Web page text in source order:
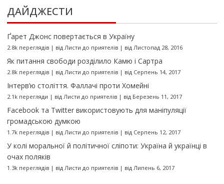
ДАЙДЖЕСТИ
Ґарет Джонс повертається в Україну
2.8k переглядів| від Листи до приятелів| від Листопад 28, 2016
Як питання свободи розділило Камю і Сартра
2.8k переглядів| від Листи до приятелів| від Серпень 14, 2017
Інтерв’ю століття. Фаллачі проти Хомейні
2.1k перегляди | від Листи до приятелів| від Березень 11, 2017
Facebook та Twitter використовують для маніпуляції
громадською думкою
1.7k переглядів| від Листи до приятелів| від Серпень 12, 2017
У колі моральної й політичної сліпоти: Україна й українці в
очах поляків
1.3k переглядів| від Листи до приятелів| від Липень 6, 2017